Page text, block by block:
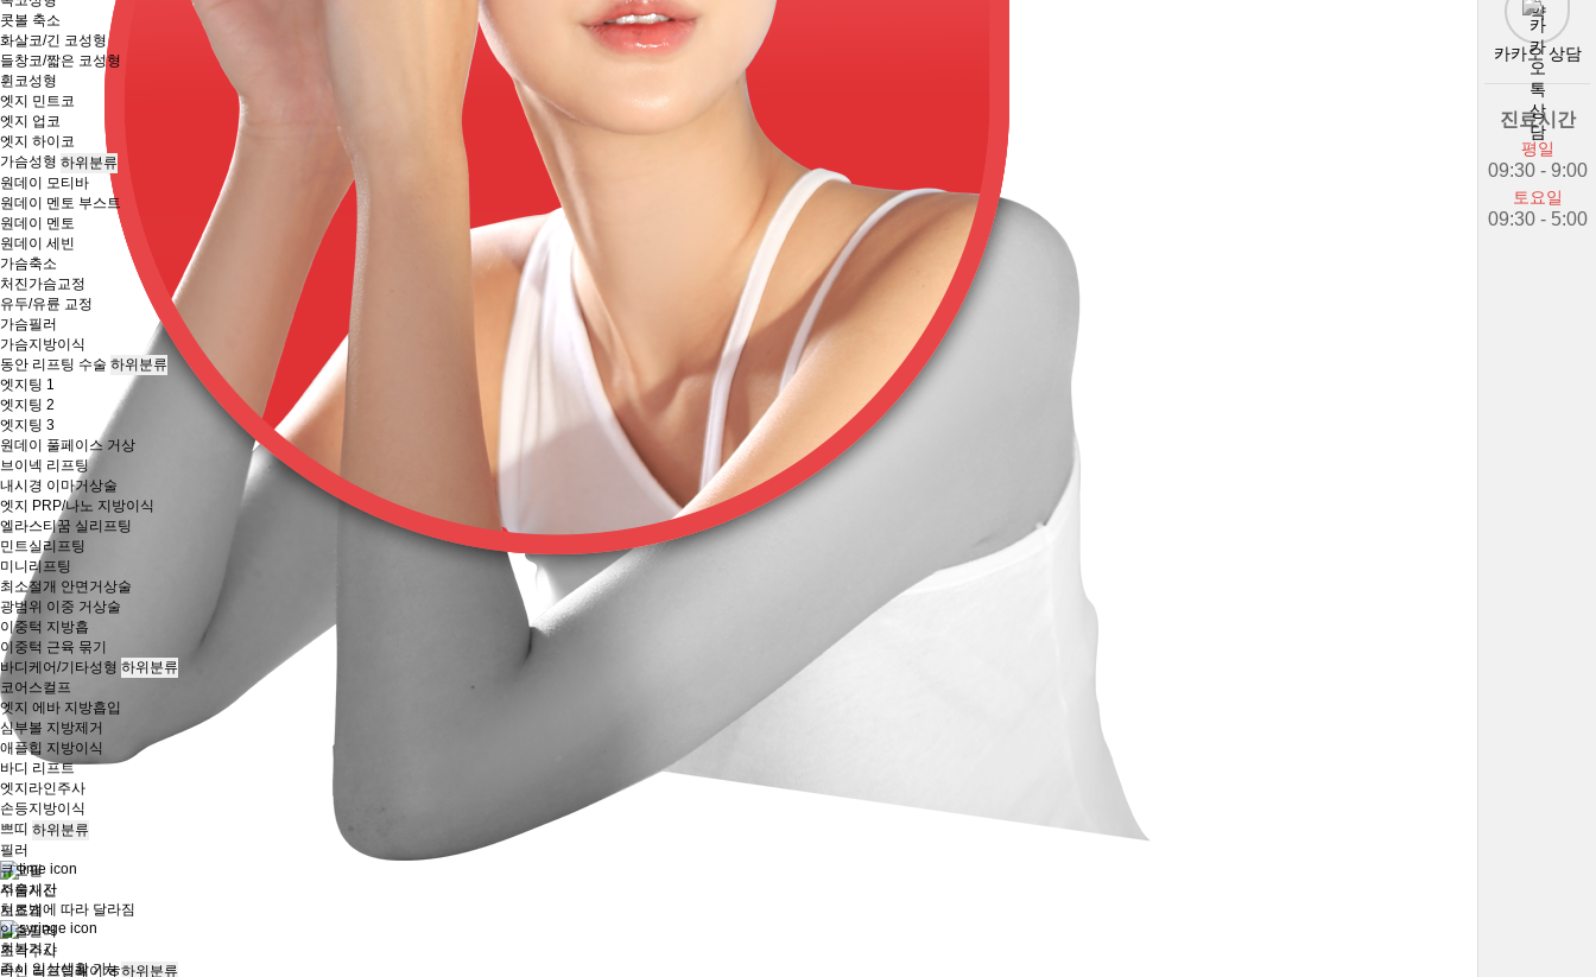
콧볼 축소
화살코/긴 코성형
들창코/짧은 코성형
휜코성형
엣지 민트코
엣지 업코
엣지 하이코
가슴성형 하위분류
원데이 모티바
원데이 멘토 부스트
원데이 멘토
원데이 세빈
가슴축소
처진가슴교정
유두/유륜 교정
가슴필러
가슴지방이식
동안 리프팅 수술 하위분류
엣지팅 1
엣지팅 2
엣지팅 3
원데이 풀페이스 거상
브이넥 리프팅
내시경 이마거상술
엣지 PRP/나노 지방이식
엘라스티꿈 실리프팅
민트실리프팅
미니리프팅
최소절개 안면거상술
광범위 이중 거상술
이중턱 지방흡
이중턱 근육 묶기
바디케어/기타성형 하위분류
코어스컬프
엣지 에바 지방흡입
심부볼 지방제거
애플힙 지방이식
바디 리프트
엣지라인주사
손등지방이식
쁘띠 하위분류
필러
큐오필
주름개선
보조개
입술필러
조각주사
라인 리프팅레이저 하위분류
시술시간
치료법에 따라 달라짐
회복기간
즉시 일상생활 가능
카카오 상담
진료시간
평일
09:30 - 9:00
토요일
09:30 - 5:00